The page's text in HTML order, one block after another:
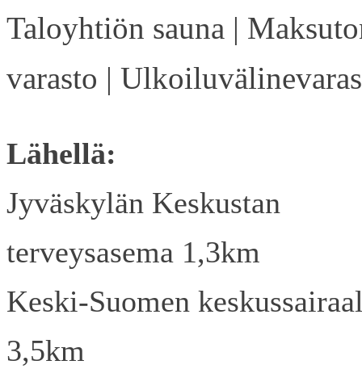
Taloyhtiön sauna |
varasto |
Lähellä:
Jyväskylän Keskustan
terveysasema 1,3km
Keski-Suomen
3,5km